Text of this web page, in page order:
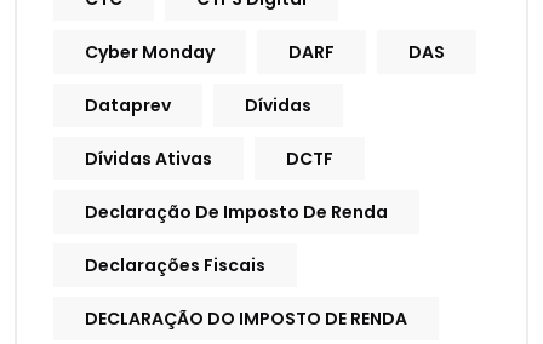
Cyber Monday DARF DAS
Dataprev Dívidas
Dívidas Ativas DCTF
Declaração De Imposto De Renda
Declarações Fiscais
DECLARAÇÃO DO IMPOSTO DE RENDA